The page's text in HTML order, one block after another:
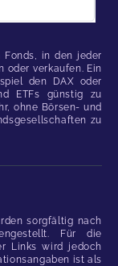
Fonds, in den jeder
oder verkaufen. Ein
den DAX oder
ETFs günstig zu
ohne Börsen- und
zu
sorgfältig nach
Für die
Links wird jedoch
ist als